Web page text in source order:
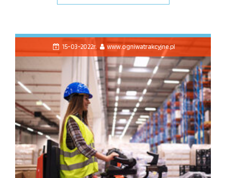
15-03-2022r. www.ogniwatrakcyjne.pl